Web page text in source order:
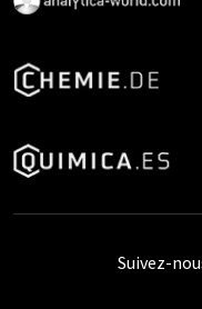
Suivez-